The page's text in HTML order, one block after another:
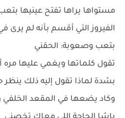
مستواها يراها تفتح عينيها
الفيروز التي أقسم بأنه لم يرى
بتعب وصعوبة: الحقني
تقول كلماتها ويغمي عليها
بشدة لماذا تقول إليه ذلك ينظر
وكاد يضعها في المقعد الخلفي